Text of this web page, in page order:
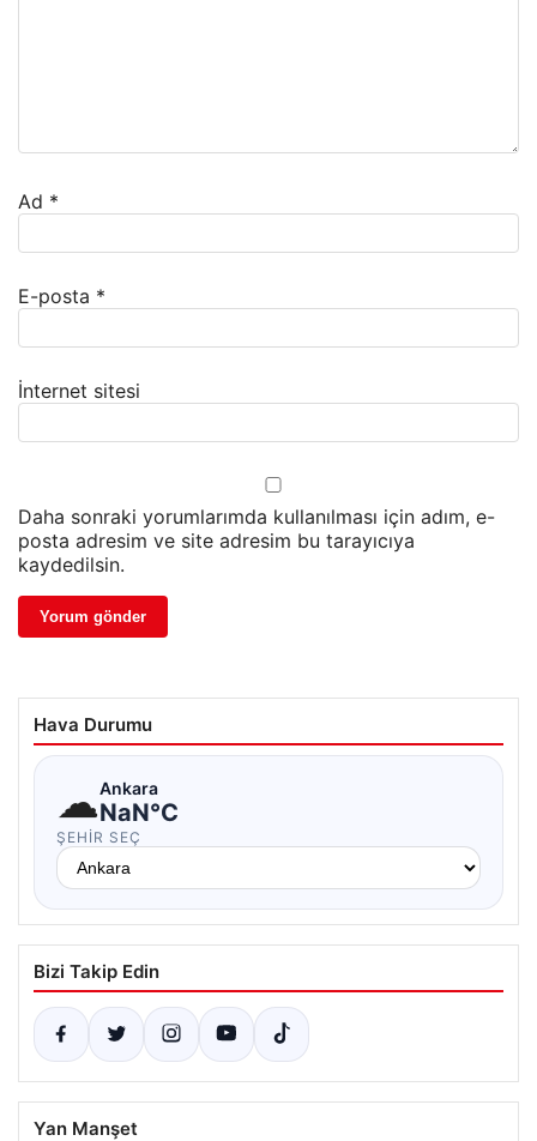
Ad *
E-posta *
İnternet sitesi
Daha sonraki yorumlarımda kullanılması için adım, e-
posta adresim ve site adresim bu tarayıcıya
kaydedilsin.
Hava Durumu
☁Ankara
NaN°C
ŞEHIR SEÇ
Bizi Takip Edin
Yan Manşet